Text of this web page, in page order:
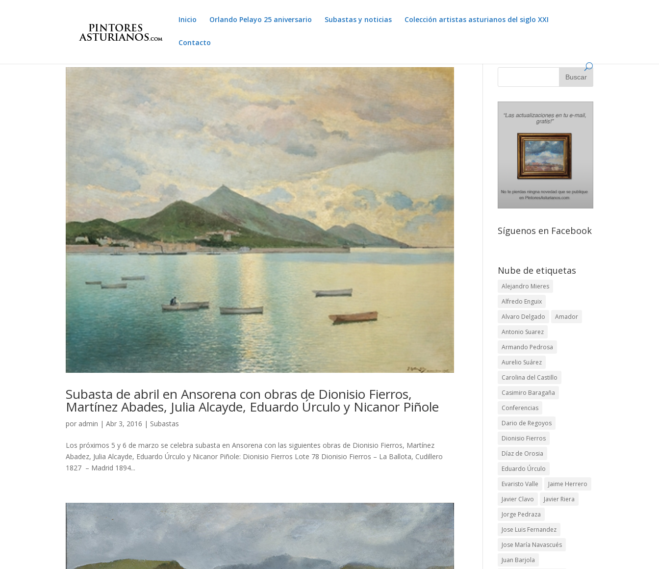
Inicio Orlando Pelayo 25 aniversario Subastas y noticias Colección artistas asturianos del siglo XXI
Contacto
Subasta de abril en Ansorena con obras de Dionisio Fierros,
Martínez Abades, Julia Alcayde, Eduardo Úrculo y Nicanor Piñole
por admin |Abr 3, 2016 | Subastas
Los próximos 5 y 6 de marzo se celebra subasta en Ansorena con las siguientes obras de Dionisio Fierros, Martínez
Abadez, Julia Alcayde, Eduardo Úrculo y Nicanor Piñole: Dionisio Fierros Lote 78 Dionisio Fierros – La Ballota, Cudillero
1827 – Madrid 1894...
Síguenos en Facebook
Nube de etiquetas
Alejandro Mieres
Alfredo Enguix
Alvaro Delgado
Amador
Antonio Suarez
Armando Pedrosa
Aurelio Suárez
Carolina del Castillo
Casimiro Baragaña
Conferencias
Dario de Regoyos
Dionisio Fierros
Díaz de Orosia
Eduardo Úrculo
Evaristo Valle
Jaime Herrero
Javier Clavo
Javier Riera
Jorge Pedraza
Jose Luis Fernandez
Jose María Navascués
Juan Barjola